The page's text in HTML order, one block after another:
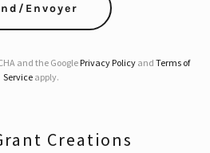
Envoyer
and the Google Privacy Policyand Terms of
Service apply.
Creations